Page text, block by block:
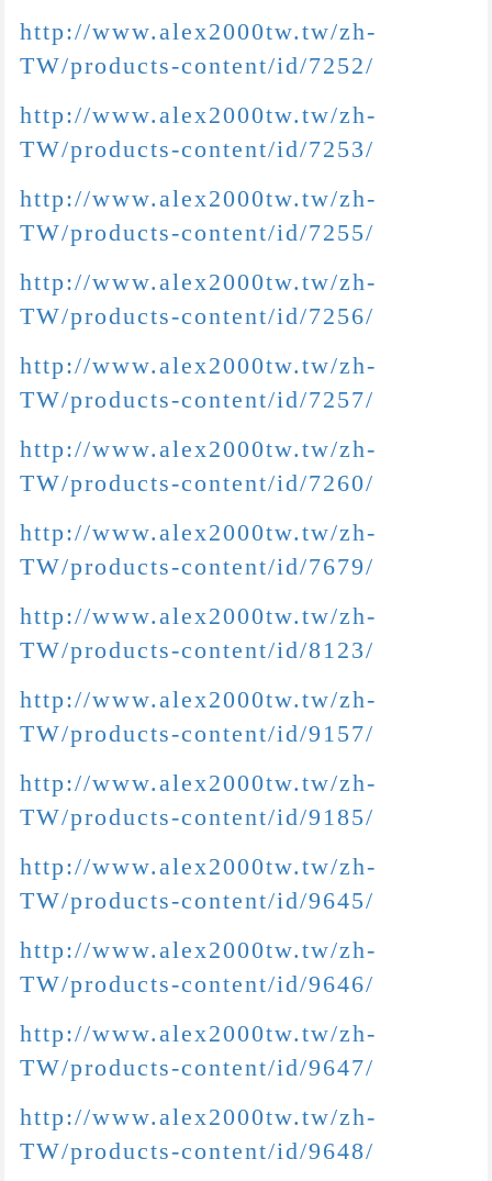
http://www.alex2000tw.tw/zh-
TW/products-content/id/7252/
http://www.alex2000tw.tw/zh-
TW/products-content/id/7253/
http://www.alex2000tw.tw/zh-
TW/products-content/id/7255/
http://www.alex2000tw.tw/zh-
TW/products-content/id/7256/
http://www.alex2000tw.tw/zh-
TW/products-content/id/7257/
http://www.alex2000tw.tw/zh-
TW/products-content/id/7260/
http://www.alex2000tw.tw/zh-
TW/products-content/id/7679/
http://www.alex2000tw.tw/zh-
TW/products-content/id/8123/
http://www.alex2000tw.tw/zh-
TW/products-content/id/9157/
http://www.alex2000tw.tw/zh-
TW/products-content/id/9185/
http://www.alex2000tw.tw/zh-
TW/products-content/id/9645/
http://www.alex2000tw.tw/zh-
TW/products-content/id/9646/
http://www.alex2000tw.tw/zh-
TW/products-content/id/9647/
http://www.alex2000tw.tw/zh-
TW/products-content/id/9648/